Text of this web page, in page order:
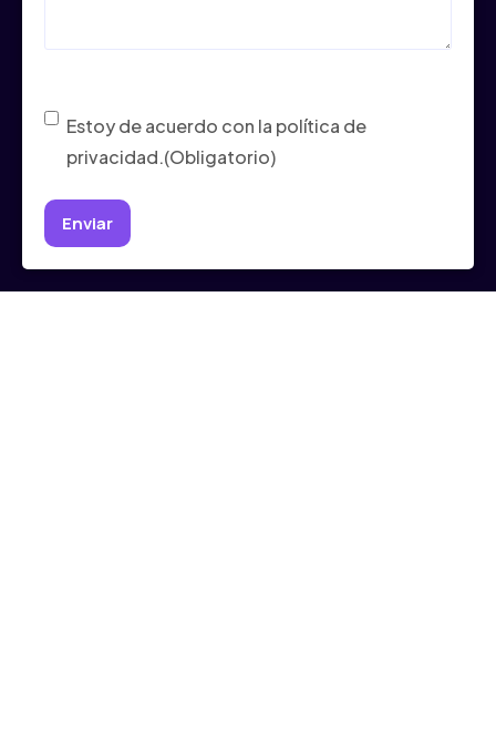
Consentimiento(Obligatorio)
Estoy de acuerdo con la política de
privacidad.(Obligatorio)